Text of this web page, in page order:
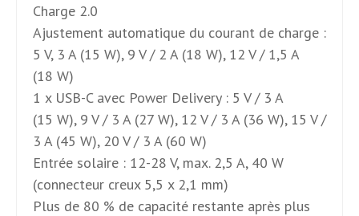
Charge 2.0
Ajustement automatique du courant de charge :
5 V, 3 A (15 W), 9 V / 2 A (18 W), 12 V / 1,5 A
(18 W)
1 x USB-C avec Power Delivery : 5 V / 3 A
(15 W), 9 V / 3 A (27 W), 12 V / 3 A (36 W), 15 V /
3 A (45 W), 20 V / 3 A (60 W)
Entrée solaire : 12-28 V, max. 2,5 A, 40 W
(connecteur creux 5,5 x 2,1 mm)
Plus de 80 % de capacité restante après plus